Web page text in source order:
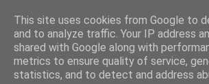
This site uses cookies from Google to
and to analyze traffic. Your IP address
shared with Google along with
metrics to ensure quality of service,
statistics, and to detect and address